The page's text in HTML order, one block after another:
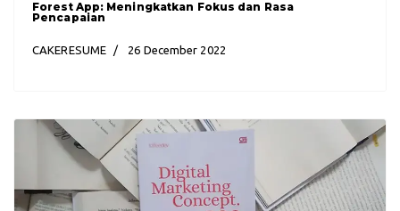
Forest App: Meningkatkan Fokus dan Rasa
Pencapaian
CAKERESUME 26 December 2022